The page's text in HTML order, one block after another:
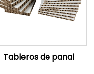
Tableros de panal